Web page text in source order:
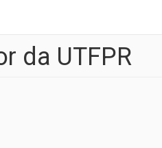
da UTFPR